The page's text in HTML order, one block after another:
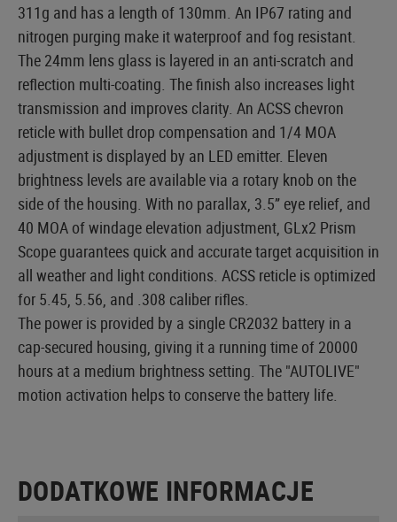
311g and has a length of 130mm. An IP67 rating and
nitrogen purging make it waterproof and fog resistant.
The 24mm lens glass is layered in an anti-scratch and
reflection multi-coating. The finish also increases light
transmission and improves clarity. An ACSS chevron
reticle with bullet drop compensation and 1/4 MOA
adjustment is displayed by an LED emitter. Eleven
brightness levels are available via a rotary knob on the
side of the housing. With no parallax, 3.5” eye relief, and
40 MOA of windage elevation adjustment, GLx2 Prism
Scope guarantees quick and accurate target acquisition in
all weather and light conditions. ACSS reticle is optimized
for 5.45, 5.56, and .308 caliber rifles.
The power is provided by a single CR2032 battery in a
cap-secured housing, giving it a running time of 20000
hours at a medium brightness setting. The "AUTOLIVE"
motion activation helps to conserve the battery life.
DODATKOWE INFORMACJE